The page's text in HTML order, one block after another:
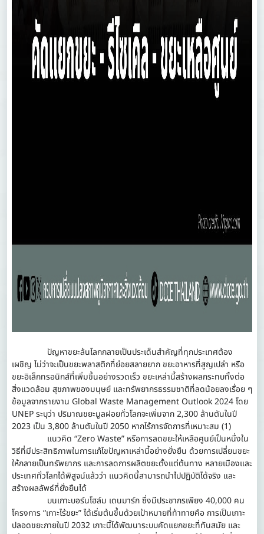
ปัญหาขยะล้นโลกกลายเป็นประเด็นสำคัญที่ทุกประเทศต้อง
เผชิญ ไม่ว่าจะเป็นขยะพลาสติกที่ย่อยสลายยาก ขยะอาหารที่สูญเปล่า หรือ
ขยะอิเล็กทรอนิกส์ที่เพิ่มขึ้นอย่างรวดเร็ว ขยะเหล่านี้สร้างผลกระทบทั้งต่อ
สิ่งแวดล้อม สุขภาพของมนุษย์ และทรัพยากรธรรมชาติที่ลดน้อยลงเรื่อย ๆ
ข้อมูลจากรายงาน Global Waste Management Outlook 2024 โดย
UNEP ระบุว่า ปริมาณขยะมูลฝอยทั่วโลกจะเพิ่มจาก 2,300 ล้านตันในปี
2023 เป็น 3,800 ล้านตันในปี 2050 หากไร้การจัดการที่เหมาะสม (1)
แนวคิด “Zero Waste” หรือการลดขยะให้เหลือศูนย์เป็นหนึ่งใน
วิธีที่มีประสิทธิภาพในการแก้ไขปัญหาเหล่านี้อย่างยั่งยืน ด้วยการเปลี่ยนขยะ
ให้กลายเป็นทรัพยากร และการลดการผลิตขยะตั้งแต่ต้นทาง หลายเมืองและ
ประเทศทั่วโลกได้พิสูจน์แล้วว่า แนวคิดนี้สามารถนำไปปฏิบัติได้จริง และ
สร้างผลลัพธ์ที่ยั่งยืนได้
บนเกาะบอร์นโฮล์ม เดนมาร์ก ซึ่งมีประชากรเพียง 40,000 คน
โครงการ “เกาะไร้ขยะ” ได้เริ่มต้นขึ้นด้วยเป้าหมายที่ท้าทายคือ การเป็นเกาะ
ปลอดขยะภายในปี 2032 เกาะนี้ได้พัฒนาระบบคัดแยกขยะที่ทันสมัย และ